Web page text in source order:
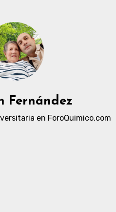
Fernández
en ForoQuimico.com